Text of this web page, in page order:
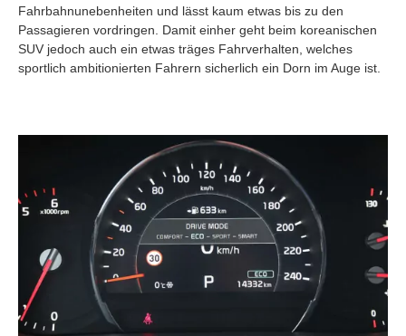
Fahrbahnunebenheiten und lässt kaum etwas bis zu den
Passagieren vordringen. Damit einher geht beim koreanischen
SUV jedoch auch ein etwas träges Fahrverhalten, welches
sportlich ambitionierten Fahrern sicherlich ein Dorn im Auge ist.